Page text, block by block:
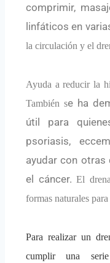
comprimir,
linfáticos en
la circulación y el
Ayuda a reducir la
También se ha
útil para
psoriasis,
ayudar con
el cáncer.El
formas naturales
Para realizar un
cumplir una